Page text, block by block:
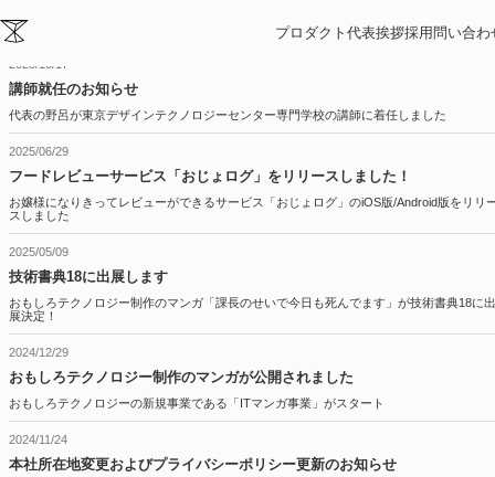
プロダクト 代表挨拶採用 問い合わ
ニュース
2025/10/17
講師就任のお知らせ
代表の野呂が東京デザインテクノロジーセンター専門学校の講師に着任しました
2025/06/29
フードレビューサービス「おじょログ」をリリースしました！
お嬢様になりきってレビューができるサービス「おじょログ」のiOS版/Android版をリリ
スしました
2025/05/09
技術書典18に出展します
おもしろテクノロジー制作のマンガ「課長のせいで今日も死んでます」が技術書典18に出
展決定！
2024/12/29
おもしろテクノロジー制作のマンガが公開されました
おもしろテクノロジーの新規事業である「ITマンガ事業」がスタート
2024/11/24
本社所在地変更およびプライバシーポリシー更新のお知らせ